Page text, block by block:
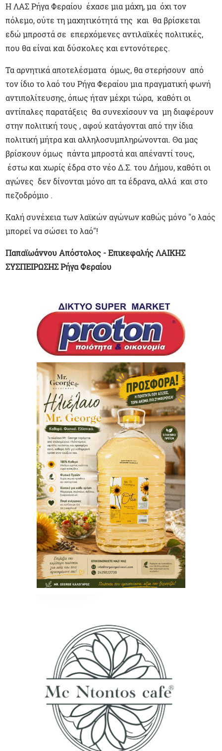
Η ΛΑΣ Ρήγα Φεραίου έχασε μια μάχη, μα όχι τον
πόλεμο, ούτε τη μαχητικότητά της και θα βρίσκεται
εδώ μπροστά σε επερχόμενες αντιλαϊκές πολιτικές,
που θα είναι και δύσκολες και εντονότερες.
Τα αρνητικά αποτελέσματα όμως, θα στερήσουν από
τον ίδιο το λαό του Ρήγα Φεραίου μια πραγματική φωνή
αντιπολίτευσης, όπως ήταν μέχρι τώρα, καθότι οι
αντίπαλες παρατάξεις θα συνεχίσουν να μη διαφέρουν
στην πολιτική τους , αφού κατάγονται από την ίδια
πολιτική μήτρα και αλληλοσυμπληρώνονται. Θα μας
βρίσκουν όμως πάντα μπροστά και απέναντί τους,
έστω και χωρίς έδρα στο νέο Δ.Σ. του Δήμου, καθότι οι
αγώνες δεν δίνονται μόνο απ τα έδρανα, αλλά και στο
πεζοδρόμιο .
Καλή συνέχεια των λαϊκών αγώνων καθώς μόνο "ο λαός
μπορεί να σώσει το λαό"!
Παπαϊωάννου Απόστολος - Επικεφαλής ΛΑΙΚΗΣ
ΣΥΣΠΕΙΡΩΣΗΣ Ρήγα Φεραίου